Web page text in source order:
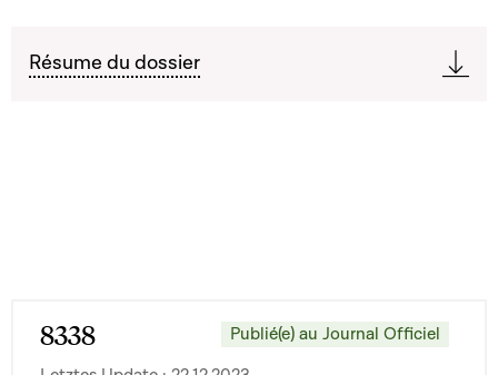
Résume du dossier
8338
Publié(e) au Journal Officiel